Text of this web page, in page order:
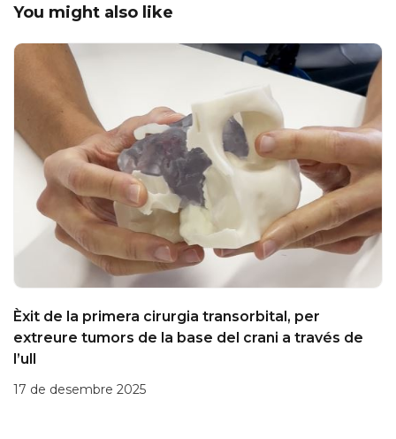
You might also like
Èxit de la primera cirurgia transorbital, per
extreure tumors de la base del crani a través de
l’ull
17 de desembre 2025